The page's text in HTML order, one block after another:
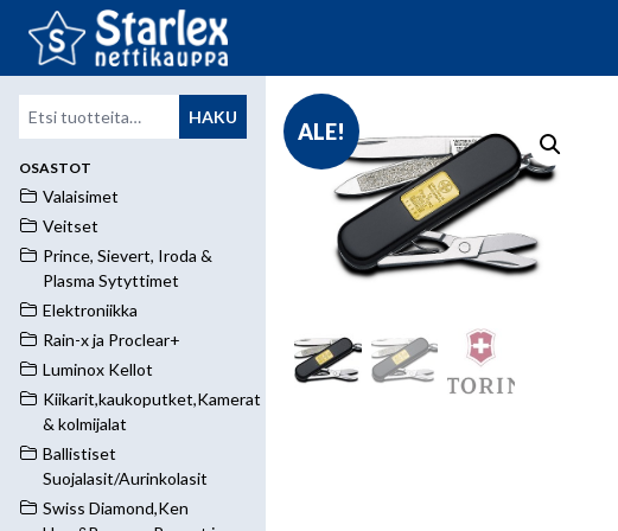
Etsi: HAKU
OSASTOT
Valaisimet
Veitset
Prince, Sievert, Iroda &
Plasma Sytyttimet
Elektroniikka
Rain-x ja Proclear+
Luminox Kellot
Kiikarit,kaukoputket,Kamerat
& kolmijalat
Ballistiset
Suojalasit/Aurinkolasit
Swiss Diamond,Ken
ALE!